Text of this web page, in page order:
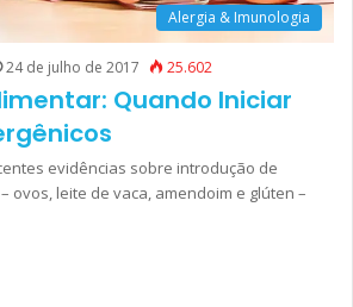
Alergia & Imunologia
24 de julho de 2017 25.602
Quando Iniciar
evidências sobre introdução de
ovos, leite de vaca, amendoim e glúten –